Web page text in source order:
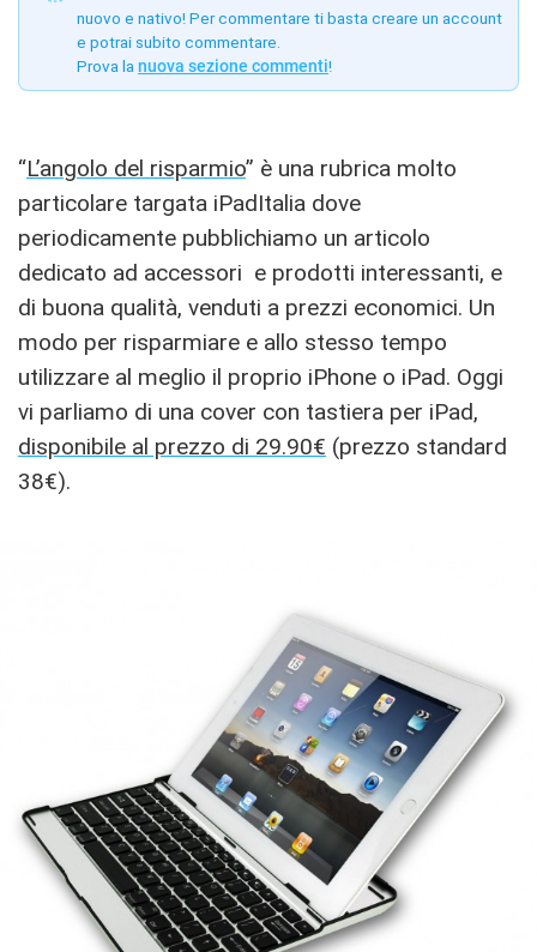
nuovo e nativo! Per commentare ti basta creare un account
e potrai subito commentare.
Prova la nuova sezione commenti!
“L’angolo del risparmio” è una rubrica molto
particolare targata iPadItalia dove
periodicamente pubblichiamo un articolo
dedicato ad accessori e prodotti interessanti, e
di buona qualità, venduti a prezzi economici. Un
modo per risparmiare e allo stesso tempo
utilizzare al meglio il proprio iPhone o iPad. Oggi
vi parliamo di una cover con tastiera per iPad,
disponibile al prezzo di 29.90€ (prezzo standard
38€).